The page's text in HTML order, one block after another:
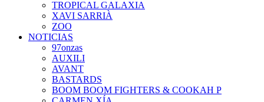
TROPICAL GALAXIA
XAVI SARRIÀ
ZOO
NOTICIAS
97onzas
AUXILI
AVANT
BASTARDS
BOOM BOOM FIGHTERS & COOKAH P